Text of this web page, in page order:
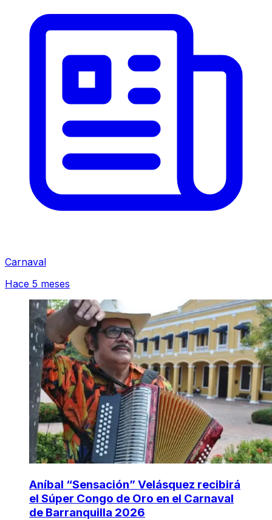
Carnaval
Hace 5 meses
Aníbal “Sensación” Velásquez recibirá
el Súper Congo de Oro en el Carnaval
de Barranquilla 2026